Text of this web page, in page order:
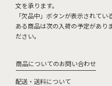
文を承ります。
「欠品中」ボタンが表示されて
ある商品は次の入荷の予定があり
ださい。
商品についてのお問い合わせ
配送・送料について